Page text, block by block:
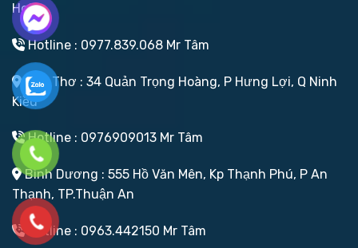
Hoà
Hotline : 0977.839.068 Mr Tâm
Cần Thơ : 34 Quản Trọng Hoàng, P Hưng Lợi, Q Ninh
Kiều
Hotline : 0976909013 Mr Tâm
Bình Dương : 555 Hồ Văn Mên, Kp Thạnh Phú, P An
Thạnh, TP.Thuận An
Hotline : 0963.442150 Mr Tâm